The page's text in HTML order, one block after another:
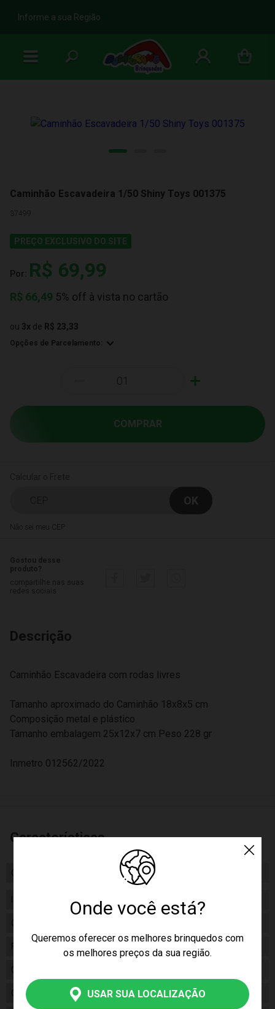
b
Informe a sua Região
Onde você está?
Queremos oferecer os melhores brinquedos com
os melhores preços da sua região.
USAR SUA LOCALIZAÇÃO
Caminhão Escavadeira 1/50 Shiny Toys 001375
37499
PREÇO EXCLUSIVO DO SITE
Por: R$ 69,99
R$ 66,49 5% off à vista no cartão
ou 3x de R$ 23,33
Opções de Parcelamento:
+
COMPRAR
Não sei meu CEP
Descrição
Caminhão Escavadeira com rodas livres
Tamanho aproximado do Caminhão 18x8x5 cm
Composição metal e plástico
Tamanho embalagem 25x12x7 cm Peso 228 gr
Inmetro 012562/2022
Características
Certificado/ Selo Inmetro Inmetro 012562/2022
Gênero
Fabricante
Código
Código de Barras 7908650703797